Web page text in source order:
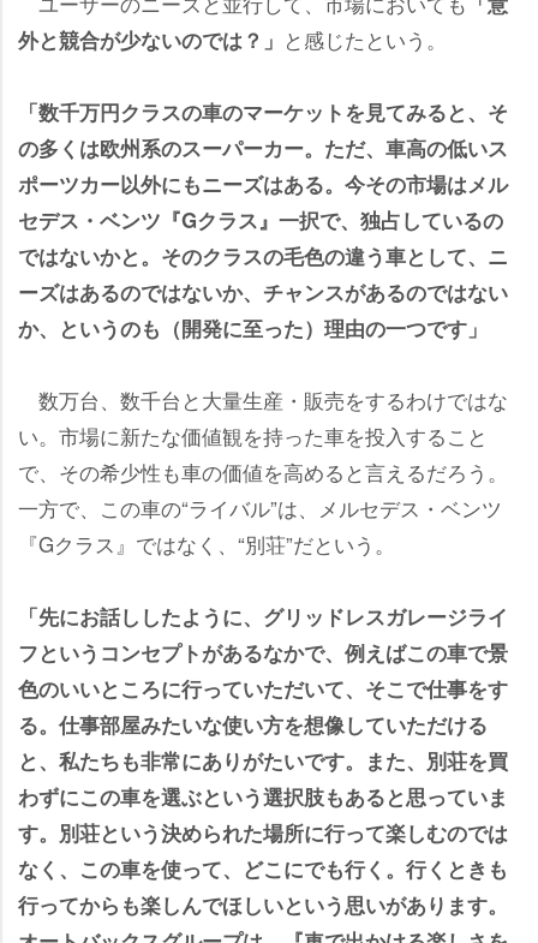
外と競合が少ないのでは？」 と感じたという。
「数千万円クラスの車のマーケットを見てみると、そ
の多くは欧州系のスーパーカー。ただ、車高の低いス
ポーツカー以外にもニーズはある。今その市場はメル
セデス・ベンツ『Gクラス』一択で、独占しているの
ではないかと。そのクラスの毛色の違う車として、ニ
ーズはあるのではないか、チャンスがあるのではない
か、というのも（開発に至った）理由の一つです」
数万台、数千台と大量生産・販売をするわけではな
い。市場に新たな価値観を持った車を投入すること
で、その希少性も車の価値を高めると言えるだろう。
一方で、この車の“ライバル”は、メルセデス・ベンツ
『Gクラス』ではなく、“別荘”だという。
「先にお話ししたように、グリッドレスガレージライ
フというコンセプトがあるなかで、例えばこの車で景
色のいいところに行っていただいて、そこで仕事をす
る。仕事部屋みたいな使い方を想像していただける
と、私たちも非常にありがたいです。また、別荘を買
わずにこの車を選ぶという選択肢もあると思っていま
す。別荘という決められた場所に行って楽しむのでは
なく、この車を使って、どこにでも行く。行くときも
行ってからも楽しんでほしいという思いがあります。